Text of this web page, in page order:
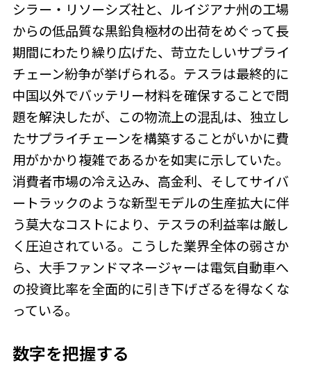
シラー・リソーシズ社と、ルイジアナ州の工場
からの低品質な黒鉛負極材の出荷をめぐって長
期間にわたり繰り広げた、苛立たしいサプライ
チェーン紛争が挙げられる。テスラは最終的に
中国以外でバッテリー材料を確保することで問
題を解決したが、この物流上の混乱は、独立し
たサプライチェーンを構築することがいかに費
用がかかり複雑であるかを如実に示していた。
消費者市場の冷え込み、高金利、そしてサイバ
ートラックのような新型モデルの生産拡大に伴
う莫大なコストにより、テスラの利益率は厳し
く圧迫されている。こうした業界全体の弱さか
ら、大手ファンドマネージャーは電気自動車へ
の投資比率を全面的に引き下げざるを得なくな
っている。
数字を把握する